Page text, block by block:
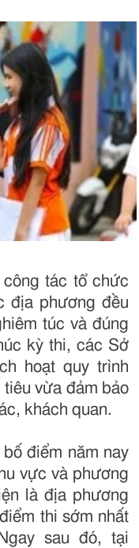
tác tổ chức
địa phương đều
túc và đúng
kỳ thi, các Sở
hoạt quy trình
tiêu vừa đảm bảo
khách quan.
điểm năm nay
vực và phương
là địa phương
thi sớm nhất
sau đó, tại